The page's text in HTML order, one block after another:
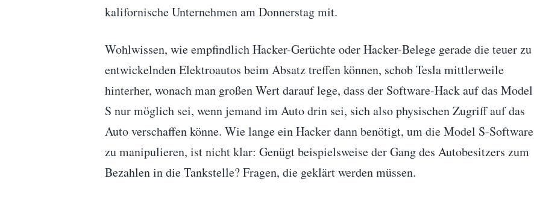
kalifornische Unternehmen am Donnerstag mit.
Wohlwissen, wie empfindlich Hacker-Gerüchte oder Hacker-Belege gerade die teuer zu
entwickelnden Elektroautos beim Absatz treffen können, schob Tesla mittlerweile
hinterher, wonach man großen Wert darauf lege, dass der Software-Hack auf das Model
S nur möglich sei, wenn jemand im Auto drin sei, sich also physischen Zugriff auf das
Auto verschaffen könne. Wie lange ein Hacker dann benötigt, um die Model S-Software
zu manipulieren, ist nicht klar: Genügt beispielsweise der Gang des Autobesitzers zum
Bezahlen in die Tankstelle? Fragen, die geklärt werden müssen.